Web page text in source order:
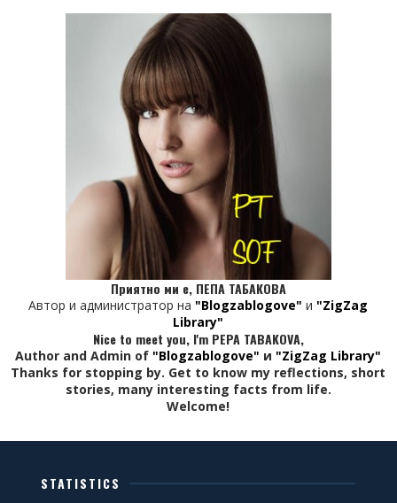
Приятно ми е, ПЕПА ТАБАКОВА
Автор и администратор на "Blogzablogove" и "ZigZag
Library"
Nice to meet you, I'm PEPA TABAKOVA,
Author and Admin of "Blogzablogove" и "ZigZag Library"
Thanks for stopping by. Get to know my reflections, short
stories, many interesting facts from life.
Welcome!
STATISTICS